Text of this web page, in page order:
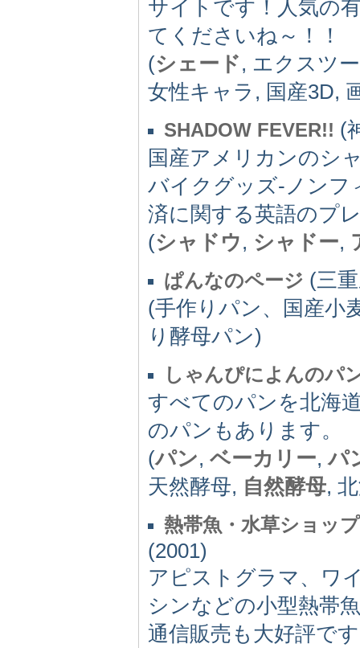
サイトです！人気の
てくださいね～！！
(シェード, エクスツ
女性キャラ, 国産3D,
SHADOW FEVER!! (
国産アメリカンのシ
バイクグッズ-ノンフ
済に関する英語のプ
(シャドウ, シャドー,
ぱんなのページ (三
(手作りパン、国産小
り酵母パン)
しゃんぴによんのパ
すべてのパンを北海
のパンもあります。
(パン, ベーカリー,パ
天然酵母, 自然酵母,
熱帯魚・水草ショッ
(2001)
アピストグラマ、ワ
シンなどの小型熱帯
通信販売も大好評で